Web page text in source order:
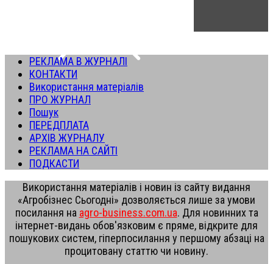
РЕКЛАМА В ЖУРНАЛІ
КОНТАКТИ
Використання матеріалів
ПРО ЖУРНАЛ
Пошук
ПЕРЕДПЛАТА
АРХІВ ЖУРНАЛУ
РЕКЛАМА НА САЙТІ
ПОДКАСТИ
Використання матеріалів і новин із сайту видання
«Агробізнес Сьогодні» дозволяється лише за умови
посилання на agro-business.com.ua. Для новинних та
інтернет-видань обов'язковим є пряме, відкрите для
пошукових систем, гіперпосилання у першому абзаці на
процитовану статтю чи новину.